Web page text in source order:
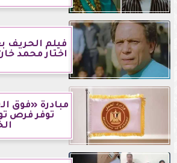
اختار محمد
توفر فرص